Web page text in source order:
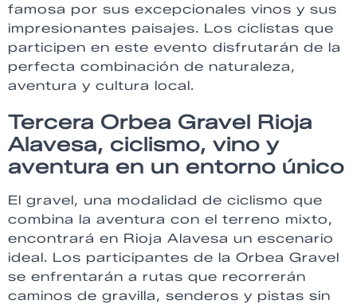
famosa por sus excepcionales vinos y sus
impresionantes paisajes. Los ciclistas que
participen en este evento disfrutarán de la
perfecta combinación de naturaleza,
aventura y cultura local.
Tercera Orbea Gravel Rioja
Alavesa, ciclismo, vino y
aventura en un entorno único
El gravel, una modalidad de ciclismo que
combina la aventura con el terreno mixto,
encontrará en Rioja Alavesa un escenario
ideal. Los participantes de la Orbea Gravel
se enfrentarán a rutas que recorrerán
caminos de gravilla, senderos y pistas sin